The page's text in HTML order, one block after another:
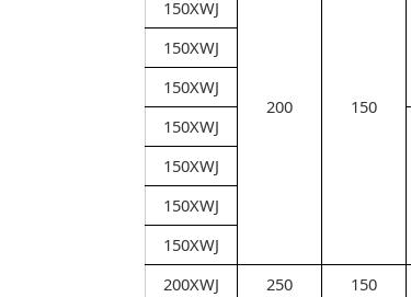
200 150
150XWJ
150XWJ
150XWJ
150XWJ
150XWJ
150XWJ
150XWJ
200XWJ
250 150